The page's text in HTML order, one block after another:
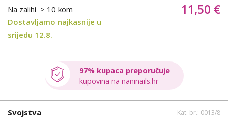
Na zalihi > 10 kom
Dostavljamo najkasnije u
srijedu 12.8.
11,50 €
97% kupaca preporučuje
kupovina na naninails.hr
Svojstva Kat. br.: 0013/8